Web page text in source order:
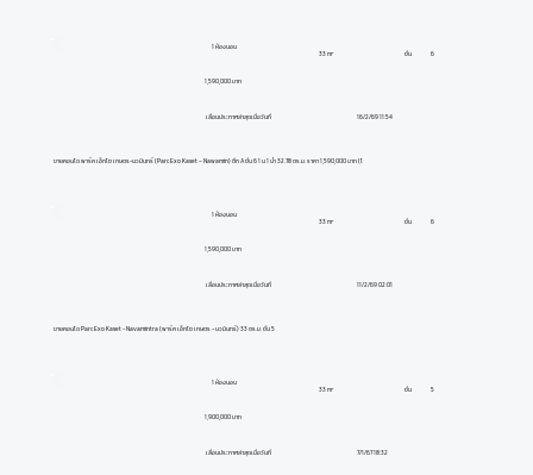
1,590,000 บาท
1 ห้องนอน
33 m² ชั้น 6
เลื่อนประกาศล่าสุดเมื่อวันที่ 16/2/69 11:54
ขายคอนโด พาร์ค เอ็กโซ เกษตร-นวมินทร์ (Parc Exo Kaset – Nawamin) ตึก A ชั้น 6 1 น 1 น้ำ 32.78 ตร.ม. ราคา 1,590,000 บาท (โ
1,590,000 บาท
1 ห้องนอน
33 m² ชั้น 6
เลื่อนประกาศล่าสุดเมื่อวันที่ 11/2/69 02:01
ขายคอนโด Parc Exo Kaset - Navamintra (พาร์ค เอ็กโซ เกษตร - นวมินทร์) 33 ตร.ม. ชั้น 5
1,900,000 บาท
1 ห้องนอน
33 m² ชั้น 5
เลื่อนประกาศล่าสุดเมื่อวันที่ 7/1/67 18:32